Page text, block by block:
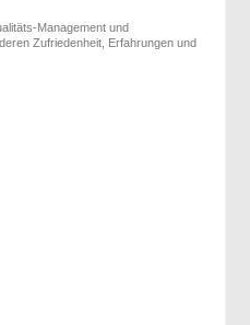
Management und
Zufriedenheit, Erfahrungen und